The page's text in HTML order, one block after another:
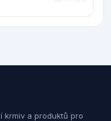
krmiv a produktů pro